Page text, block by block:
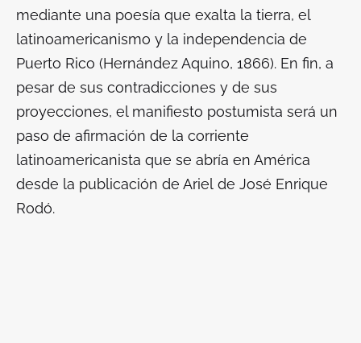
mediante una poesía que exalta la tierra, el
latinoamericanismo y la independencia de
Puerto Rico (Hernández Aquino, 1866). En fin, a
pesar de sus contradicciones y de sus
proyecciones, el manifiesto postumista será un
paso de afirmación de la corriente
latinoamericanista que se abría en América
desde la publicación de Ariel de José Enrique
Rodó.